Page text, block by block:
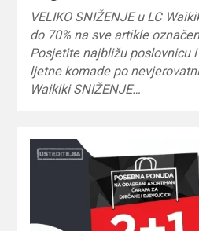
VELIKO SNIŽENJE u LC
do 70% na sve artikle
Posjetite najbližu poslovnicu
ljetne komade po
Waikiki SNIŽENJE…